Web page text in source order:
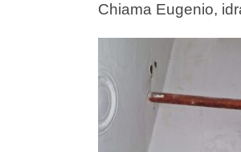
Chiama Eugenio,